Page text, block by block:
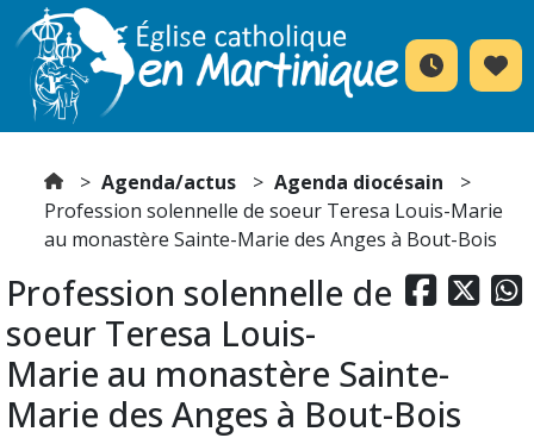
Agenda/actus
Agenda diocésain
Profession solennelle de soeur Teresa Louis-Marie
au monastère Sainte-Marie des Anges à Bout-Bois
  
Profession solennelle de
soeur Teresa Louis-
Marie au monastère Sainte-
Marie des Anges à Bout-Bois